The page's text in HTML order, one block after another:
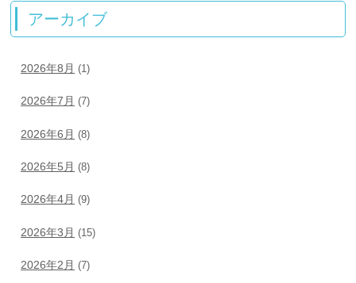
アーカイブ
2026年8月 (1)
2026年7月 (7)
2026年6月 (8)
2026年5月 (8)
2026年4月 (9)
2026年3月 (15)
2026年2月 (7)